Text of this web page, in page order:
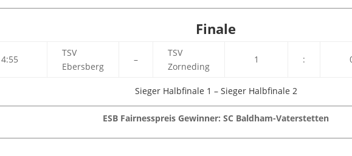
Finale
TSV
Ebersberg
–
TSV
Zorneding
1 :
Sieger Halbfinale 1 – Sieger Halbfinale 2
ESB Fairnesspreis Gewinner: SC Baldham-Vaterstetten